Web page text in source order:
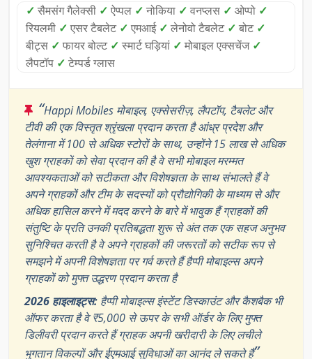
✓ सैमसंग गैलेक्सी ✓ ऐप्पल ✓ नोकिया ✓ वनप्लस ✓ ओप्पो ✓
रियलमी ✓ एसर टैबलेट ✓ एमआई ✓ लेनोवो टैबलेट ✓ बोट ✓
बीट्स ✓ फायर बोल्ट ✓ स्मार्ट घड़ियां ✓ मोबाइल एक्सचेंज ✓
लैपटॉप ✓ टेम्पर्ड ग्लास
“Happi Mobiles मोबाइल, एक्सेसरीज़, लैपटॉप, टैबलेट और
टीवी की एक विस्तृत श्रृंखला प्रदान करता है आंध्र प्रदेश और
तेलंगाना में 100 से अधिक स्टोरों के साथ, उन्होंने 15 लाख से अधिक
खुश ग्राहकों को सेवा प्रदान की है वे सभी मोबाइल मरम्मत
आवश्यकताओं को सटीकता और विशेषज्ञता के साथ संभालते हैं वे
अपने ग्राहकों और टीम के सदस्यों को प्रौद्योगिकी के माध्यम से और
अधिक हासिल करने में मदद करने के बारे में भावुक हैं ग्राहकों की
संतुष्टि के प्रति उनकी प्रतिबद्धता शुरू से अंत तक एक सहज अनुभव
सुनिश्चित करती है वे अपने ग्राहकों की जरूरतों को सटीक रूप से
समझने में अपनी विशेषज्ञता पर गर्व करते हैं हैप्पी मोबाइल्स अपने
ग्राहकों को मुफ्त उद्धरण प्रदान करता है
2026 हाइलाइट्स: हैप्पी मोबाइल्स इंस्टेंट डिस्काउंट और कैशबैक भी
ऑफर करता है वे ₹5,000 से ऊपर के सभी ऑर्डर के लिए मुफ्त
डिलीवरी प्रदान करते हैं ग्राहक अपनी खरीदारी के लिए लचीले
भुगतान विकल्पों और ईएमआई सुविधाओं का आनंद ले सकते हैं”